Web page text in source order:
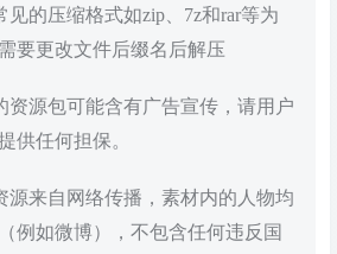
的压缩格式如zip、7z和rar等为
要更改文件后缀名后解压
资源包可能含有广告宣传，请用户
供任何担保。
源来自网络传播，素材内的人物均
例如微博），不包含任何违反国